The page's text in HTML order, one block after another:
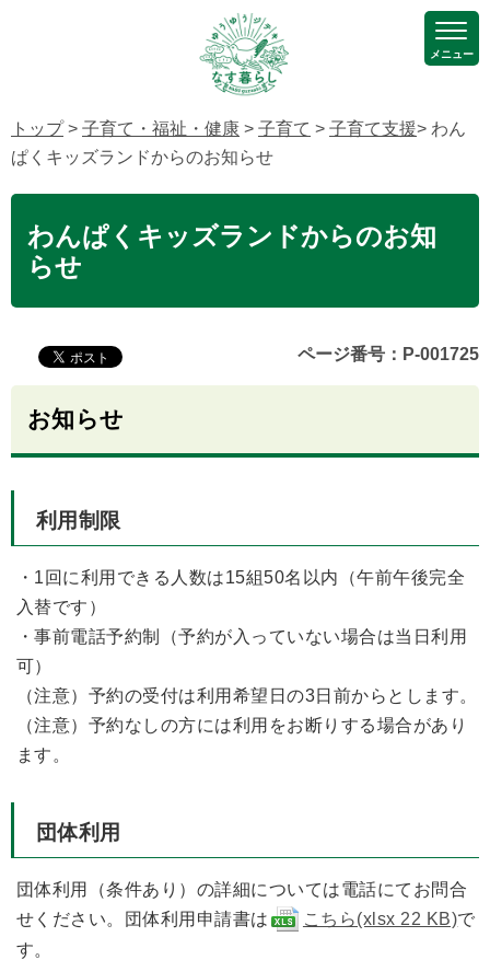
メニュー
トップ> 子育て・福祉・健康 > 子育て > 子育て支援> わん
ぱくキッズランドからのお知らせ
わんぱくキッズランドからのお知
らせ
ページ番号：P-001725
お知らせ
利用制限
・1回に利用できる人数は15組50名以内（午前午後完全
入替です）
・事前電話予約制（予約が入っていない場合は当日利用
可）
（注意）予約の受付は利用希望日の3日前からとします。
（注意）予約なしの方には利用をお断りする場合があり
ます。
団体利用
団体利用（条件あり）の詳細については電話にてお問合
せください。団体利用申請書は
こちら(xlsx 22 KB)で
す。